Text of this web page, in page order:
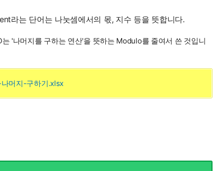
라는 단어는 나눗셈에서의 몫, 지수 등을 뜻합니다.
'나머지를 구하는 연산'을 뜻하는 Modulo를 줄여서 쓴 것입니
머지-구하기.xlsx